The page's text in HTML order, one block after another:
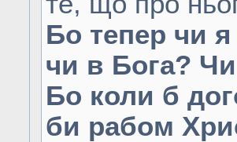
Бо тепер чи
чи в Бога?
Бо коли б
би рабом